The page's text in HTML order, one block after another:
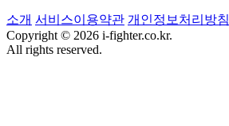
소개 서비스이용약관 개인정보처리방침
Copyright © 2026 i-fighter.co.kr.
All rights reserved.